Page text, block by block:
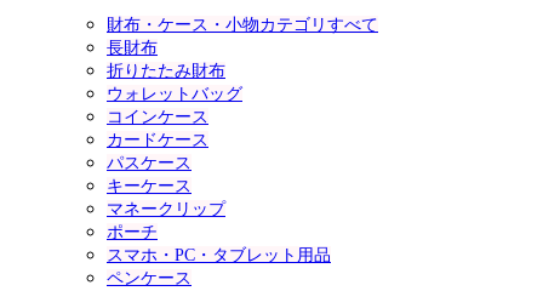
財布・ケース・小物カテゴリすべて
長財布
折りたたみ財布
ウォレットバッグ
コインケース
カードケース
パスケース
キーケース
マネークリップ
ポーチ
スマホ・PC・タブレット用品
ペンケース